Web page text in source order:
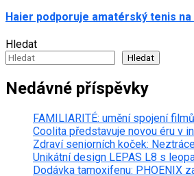
Haier podporuje amatérský tenis
Hledat
Hledat
Nedávné příspěvky
FAMILIARITÉ: umění spojení
Coolita představuje novou éru v
Zdraví seniorních koček:
Unikátní design LEPAS L8 s
Dodávka tamoxifenu: PHOENIX